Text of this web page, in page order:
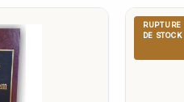
RUPTURE
DE STOCK